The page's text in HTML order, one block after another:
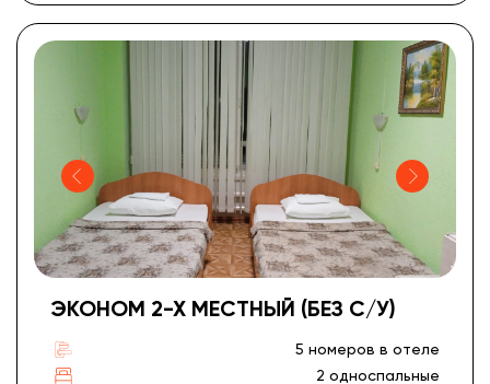
ЭКОНОМ 2-Х МЕСТНЫЙ (БЕЗ С/У)
5 номеров в отеле
2 односпальные